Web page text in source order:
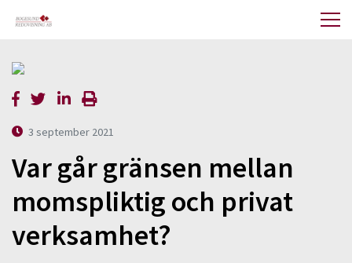
3 september 2021
Var går gränsen mellan
momspliktig och privat
verksamhet?